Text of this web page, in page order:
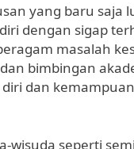
yang baru
dengan sigap
masalah
bimbingan
dan
wisuda seperti